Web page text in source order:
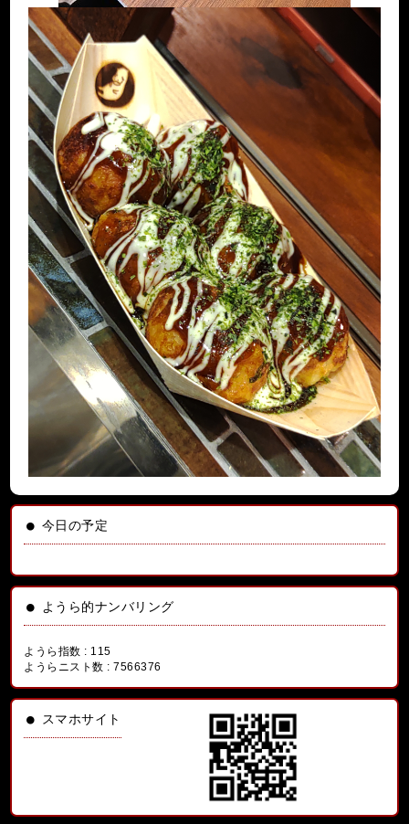
今日の予定
ようら的ナンバリング
ようら指数 : 115
ようらニスト数 :7566376
スマホサイト